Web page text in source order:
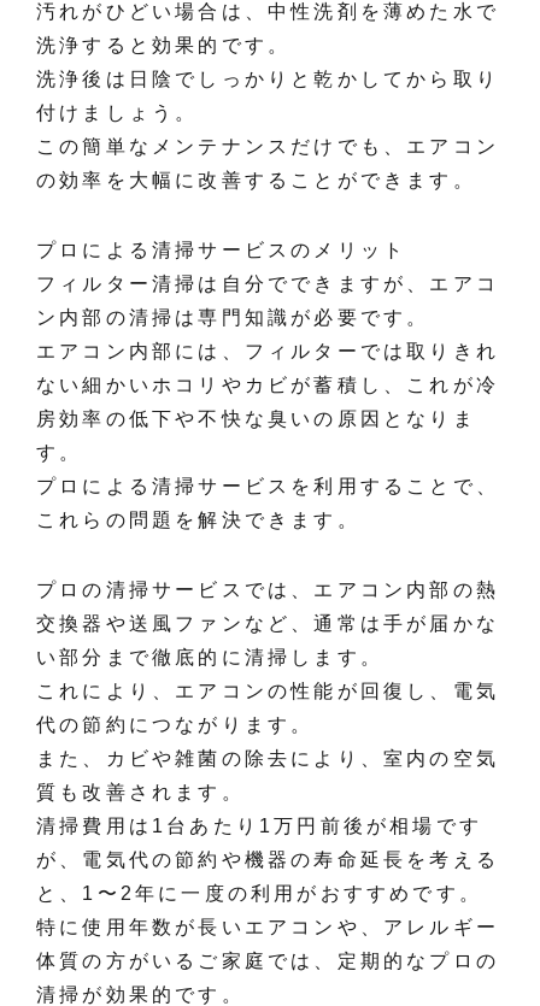
汚れがひどい場合は、中性洗剤を薄めた水で
洗浄すると効果的です。
洗浄後は日陰でしっかりと乾かしてから取り
付けましょう。
この簡単なメンテナンスだけでも、エアコン
の効率を大幅に改善することができます。
プロによる清掃サービスのメリット
フィルター清掃は自分でできますが、エアコ
ン内部の清掃は専門知識が必要です。
エアコン内部には、フィルターでは取りきれ
ない細かいホコリやカビが蓄積し、これが冷
房効率の低下や不快な臭いの原因となりま
す。
プロによる清掃サービスを利用することで、
これらの問題を解決できます。
プロの清掃サービスでは、エアコン内部の熱
交換器や送風ファンなど、通常は手が届かな
い部分まで徹底的に清掃します。
これにより、エアコンの性能が回復し、電気
代の節約につながります。
また、カビや雑菌の除去により、室内の空気
質も改善されます。
清掃費用は1台あたり1万円前後が相場です
が、電気代の節約や機器の寿命延長を考える
と、1〜2年に一度の利用がおすすめです。
特に使用年数が長いエアコンや、アレルギー
体質の方がいるご家庭では、定期的なプロの
清掃が効果的です。